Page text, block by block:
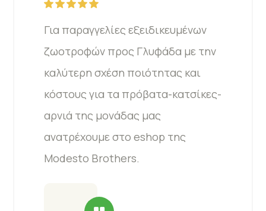
Για παραγγελίες εξειδικευμένων
ζωοτροφών προς Γλυφάδα με την
καλύτερη σχέση ποιότητας και
κόστους για τα πρόβατα-κατσίκες-
αρνιά της μονάδας μας
ανατρέχουμε στο eshop της
Modesto Brothers.